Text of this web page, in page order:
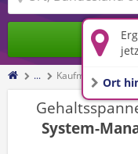
Ort
... Kaufmann/-frau
System-